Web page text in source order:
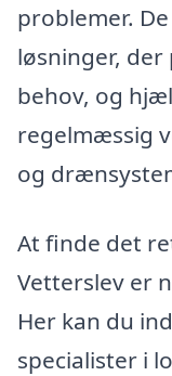
problemer.
løsninger, der
behov, og
regelmæssig
og
At finde det
Vetterslev er
Her kan du
specialister i